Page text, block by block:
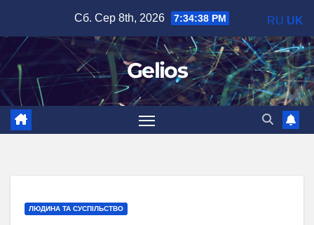
вмісту
Сб. Сер 8th, 2026 7:34:39 PM
Gelios
ЛЮДИНА ТА СУСПІЛЬСТВО
RU UK